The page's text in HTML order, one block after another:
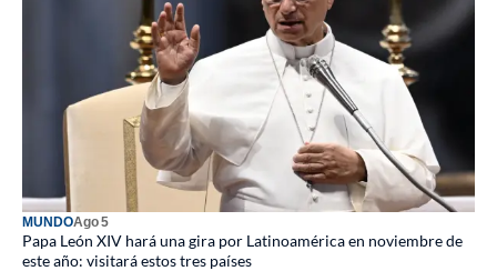
MUNDOAgo 5
Papa León XIV hará una gira por Latinoamérica en noviembre de
este año: visitará estos tres países